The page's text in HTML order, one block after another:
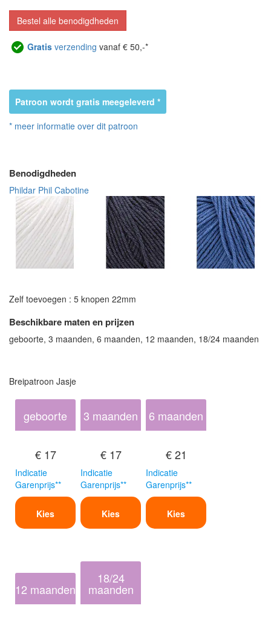
Bestel alle benodigdheden
Gratis verzending vanaf € 50,-*
Patroon wordt gratis meegeleverd *
* meer informatie over dit patroon
Benodigdheden
Phildar Phil Cabotine
Zelf toevoegen : 5 knopen 22mm
Beschikbare maten en prijzen
geboorte, 3 maanden, 6 maanden, 12 maanden, 18/24 maanden
Breipatroon Jasje
geboorte
€ 17
Indicatie
Garenprijs**
Kies
3 maanden
€ 17
Indicatie
Garenprijs**
Kies
6 maanden
€ 21
Indicatie
Garenprijs**
Kies
12 maanden
18/24
maanden